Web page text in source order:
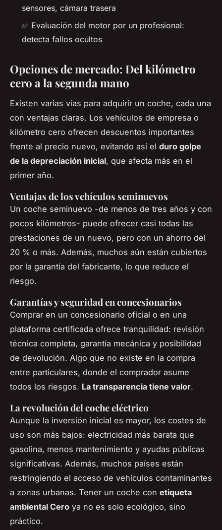
sensores, cámara trasera
✅ Evaluación del motor por un profesional:
detecta fallos ocultos
Opciones de mercado: Del kilómetro
cero a la segunda mano
Existen varias vías para adquirir un coche, cada una
con ventajas claras. Los vehículos de empresa o
kilómetro cero ofrecen descuentos importantes
frente al precio nuevo, evitando así el duro golpe
de la depreciación inicial, que afecta más en el
primer año.
Ventajas de los vehículos seminuevos
Un coche seminuevo -de menos de tres años y con
pocos kilómetros- puede ofrecer casi todas las
prestaciones de un nuevo, pero con un ahorro del
20 % o más. Además, muchos aún están cubiertos
por la garantía del fabricante, lo que reduce el
riesgo.
Garantías y seguridad en concesionarios
Comprar en un concesionario oficial o en una
plataforma certificada ofrece tranquilidad: revisión
técnica completa, garantía mecánica y posibilidad
de devolución. Algo que no existe en la compra
entre particulares, donde el comprador asume
todos los riesgos. La transparencia tiene valor.
La revolución del coche eléctrico
Aunque la inversión inicial es mayor, los costes de
uso son más bajos: electricidad más barata que
gasolina, menos mantenimiento y ayudas públicas
significativas. Además, muchos países están
restringiendo el acceso de vehículos contaminantes
a zonas urbanas. Tener un coche con etiqueta
ambiental Cero ya no es solo ecológico, sino
práctico.